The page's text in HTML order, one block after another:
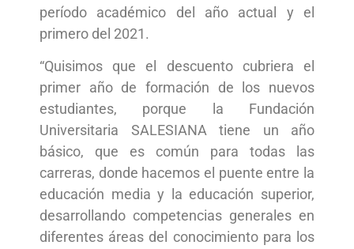
período académico del año actual y el
primero del 2021.
“Quisimos que el descuento cubriera el
primer año de formación de los nuevos
estudiantes, porque la Fundación
Universitaria SALESIANA tiene un año
básico, que es común para todas las
carreras, donde hacemos el puente entre la
educación media y la educación superior,
desarrollando competencias generales en
diferentes áreas del conocimiento para los